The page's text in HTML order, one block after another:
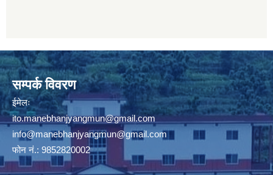
सम्पर्क विवरण
ईमेलः
ito.manebhanjyangmun@gmail.com
info@manebhanjyangmun@gmail.com
फोन नं.: 9852820002